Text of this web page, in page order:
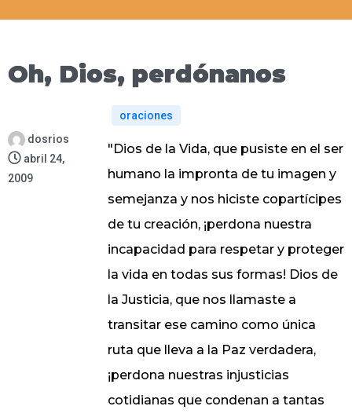
Oh, Dios, perdónanos
dosrios
abril 24,
2009
oraciones
"Dios de la Vida, que pusiste en el ser
humano la impronta de tu imagen y
semejanza y nos hiciste copartícipes
de tu creación, ¡perdona nuestra
incapacidad para respetar y proteger
la vida en todas sus formas! Dios de
la Justicia, que nos llamaste a
transitar ese camino como única
ruta que lleva a la Paz verdadera,
¡perdona nuestras injusticias
cotidianas que condenan a tantas